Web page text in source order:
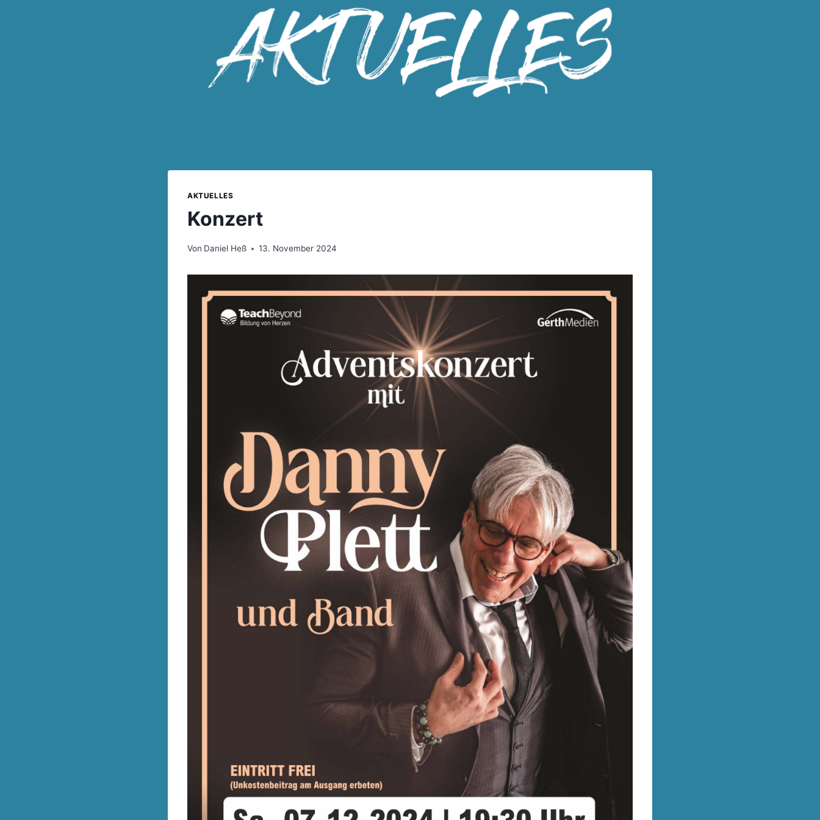
AKTUELLES
Konzert
Von Daniel Heß 13. November 2024